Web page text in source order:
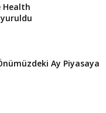
Health
Ay Piyasaya